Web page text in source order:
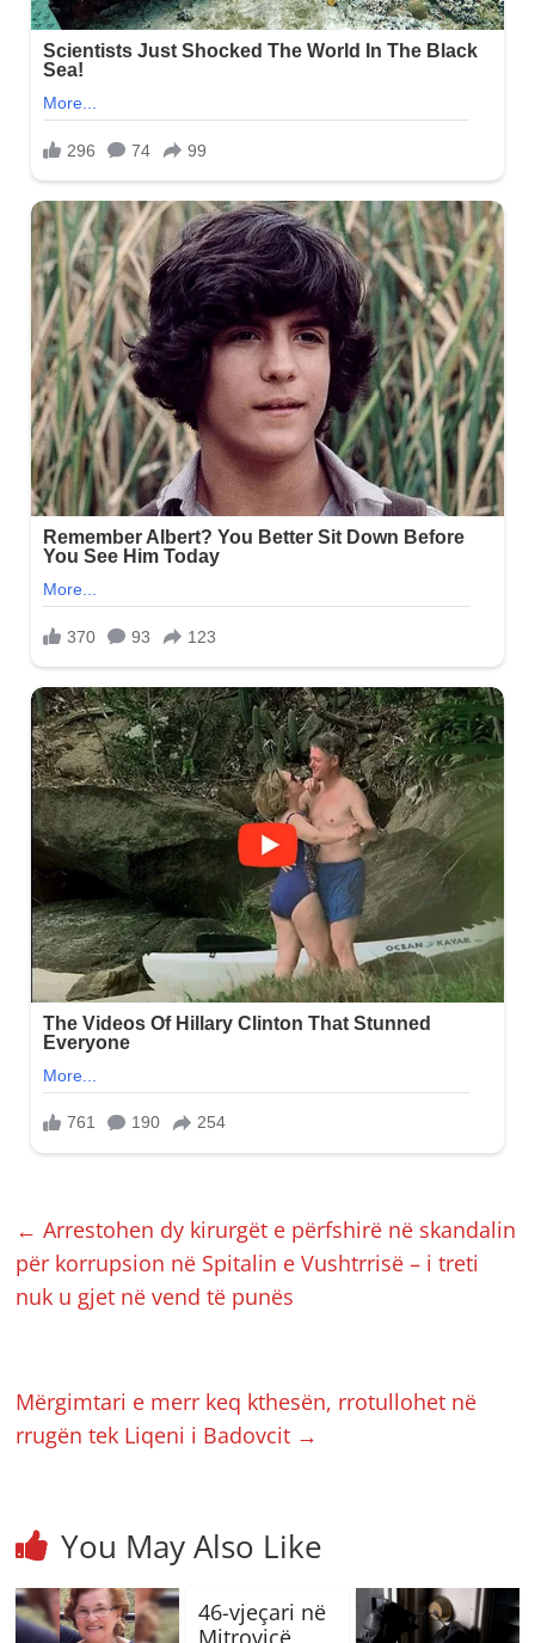
← Arrestohen dy kirurgët e përfshirë në skandalin
për korrupsion në Spitalin e Vushtrrisë – i treti
nuk u gjet në vend të punës
Mërgimtari e merr keq kthesën, rrotullohet në
rrugën tek Liqeni i Badovcit →
You May Also Like
46-vjeçari në
Mitrovicë